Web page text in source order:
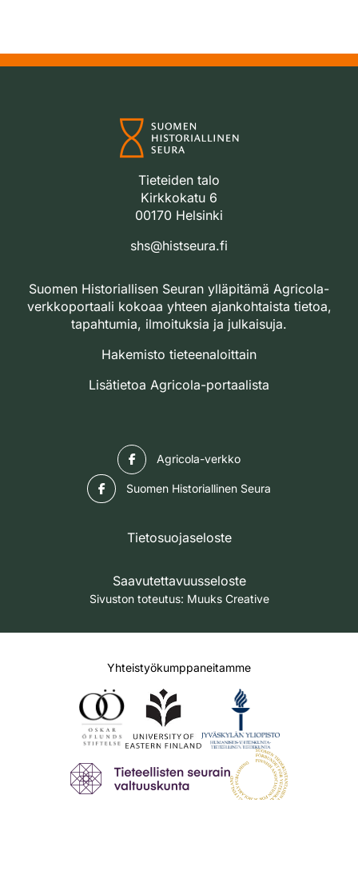
Tieteiden talo
Kirkkokatu 6
00170 Helsinki
shs@histseura.fi
Suomen Historiallisen Seuran ylläpitämä Agricola-
verkkoportaali kokoaa yhteen ajankohtaista tietoa,
tapahtumia, ilmoituksia ja julkaisuja.
Hakemisto tieteenaloittain
Lisätietoa Agricola-portaalista
Agricola-verkko
Suomen Historiallinen Seura
Tietosuojaseloste
Saavutettavuusseloste
Sivuston toteutus: Muuks Creative
Yhteistyökumppaneitamme